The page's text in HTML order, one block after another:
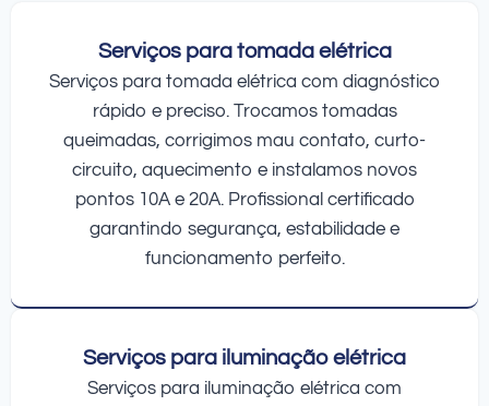
Serviços para tomada elétrica
Serviços para tomada elétrica com diagnóstico
rápido e preciso. Trocamos tomadas
queimadas, corrigimos mau contato, curto-
circuito, aquecimento e instalamos novos
pontos 10A e 20A. Profissional certificado
garantindo segurança, estabilidade e
funcionamento perfeito.
Serviços para iluminação elétrica
Serviços para iluminação elétrica com